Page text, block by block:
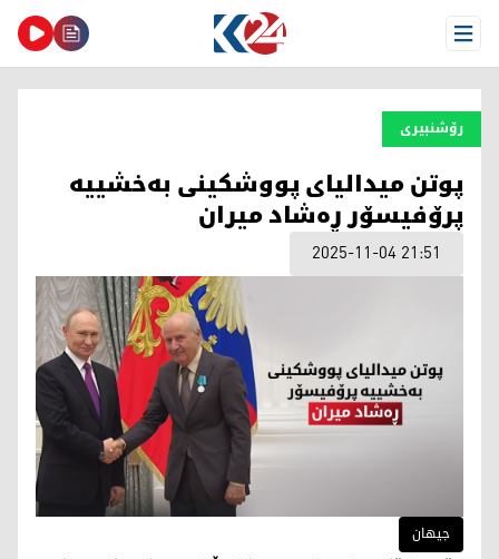
Open Menu
رۆشنبیری
پوتن میدالیای پووشکینی بەخشییە
پرۆفیسۆر ڕەشاد میران
2025-11-04 21:51
جیهان